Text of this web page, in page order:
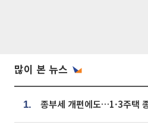
많이 본 뉴스
1.